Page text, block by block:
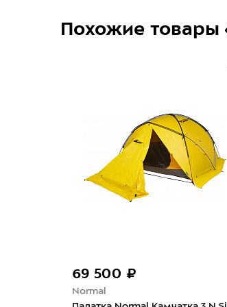
Похожие товары
69 500 ₽
Normal